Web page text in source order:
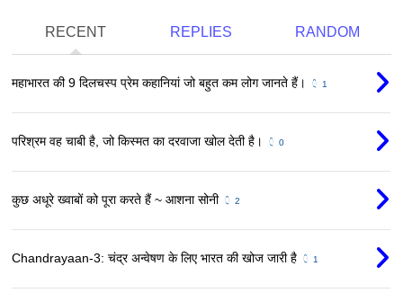
RECENT REPLIES RANDOM
महाभारत की 9 दिलचस्प प्रेम कहानियां जो बहुत कम लोग जानते हैं। 1
परिश्रम वह चाबी है, जो किस्मत का दरवाजा खोल देती है। 0
कुछ अधूरे ख्वाबों को पूरा करते हैं ~ आशना सोनी 2
Chandrayaan-3: चंद्र अन्वेषण के लिए भारत की खोज जारी है 1